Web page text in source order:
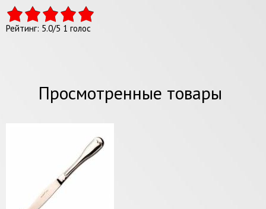
Рейтинг: 5.0/5 1 голос
Просмотренные товары